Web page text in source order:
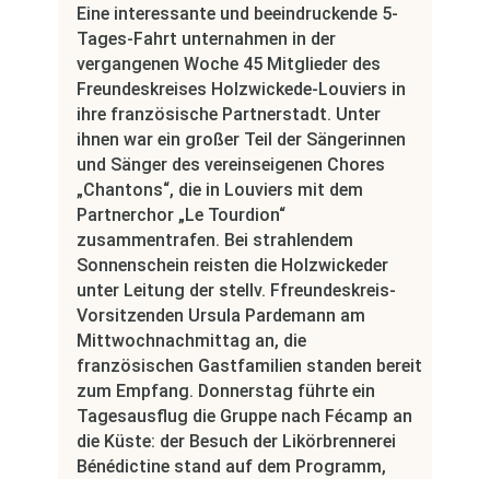
Eine interessante und beeindruckende 5-
Tages-Fahrt unternahmen in der
vergangenen Woche 45 Mitglieder des
Freundeskreises Holzwickede-Louviers in
ihre französische Partnerstadt. Unter
ihnen war ein großer Teil der Sängerinnen
und Sänger des vereinseigenen Chores
„Chantons“, die in Louviers mit dem
Partnerchor „Le Tourdion“
zusammentrafen. Bei strahlendem
Sonnenschein reisten die Holzwickeder
unter Leitung der stellv. Ffreundeskreis-
Vorsitzenden Ursula Pardemann am
Mittwochnachmittag an, die
französischen Gastfamilien standen bereit
zum Empfang. Donnerstag führte ein
Tagesausflug die Gruppe nach Fécamp an
die Küste: der Besuch der Likörbrennerei
Bénédictine stand auf dem Programm,